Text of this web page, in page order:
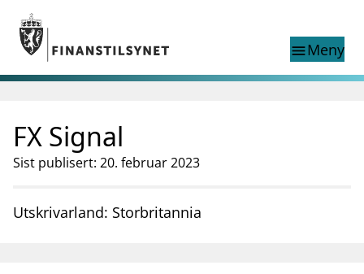
Gå til hovedinnhold
Gå til søkesiden
menuMeny
nettstedet
English
English home page
Aktuelt
FX Signal
Sist publisert: 20. februar 2023
Utskrivarland: Storbritannia